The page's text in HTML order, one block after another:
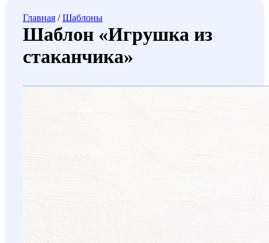
Главная /Шаблоны
Шаблон «Игрушка из
стаканчика»